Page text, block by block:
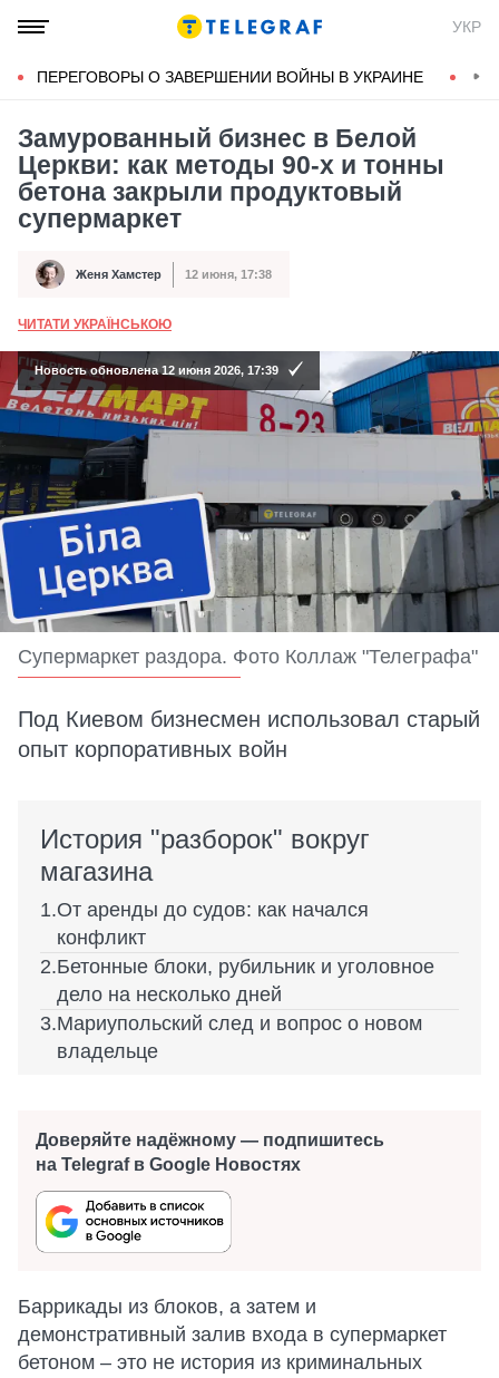
УКР
ПЕРЕГОВОРЫ О ЗАВЕРШЕНИИ ВОЙНЫ В УКРАИНЕ
Замурованный бизнес в Белой
Церкви: как методы 90-х и тонны
бетона закрыли продуктовый
супермаркет
Автор Женя Хамстер
Дата публикации 12 июня, 17:38
ЧИТАТИ УКРАЇНСЬКОЮ
Новость обновлена 12 июня 2026, 17:39
Супермаркет раздора. Фото Коллаж "Телеграфа"
Под Киевом бизнесмен использовал старый
опыт корпоративных войн
История "разборок" вокруг
магазина
От аренды до судов: как начался
конфликт
Бетонные блоки, рубильник и уголовное
дело на несколько дней
Мариупольский след и вопрос о новом
владельце
Доверяйте надёжному — подпишитесь
на Telegraf в Google Новостях
Баррикады из блоков, а затем и
демонстративный залив входа в супермаркет
бетоном – это не история из криминальных